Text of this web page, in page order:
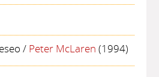
/ Peter McLaren (1994)